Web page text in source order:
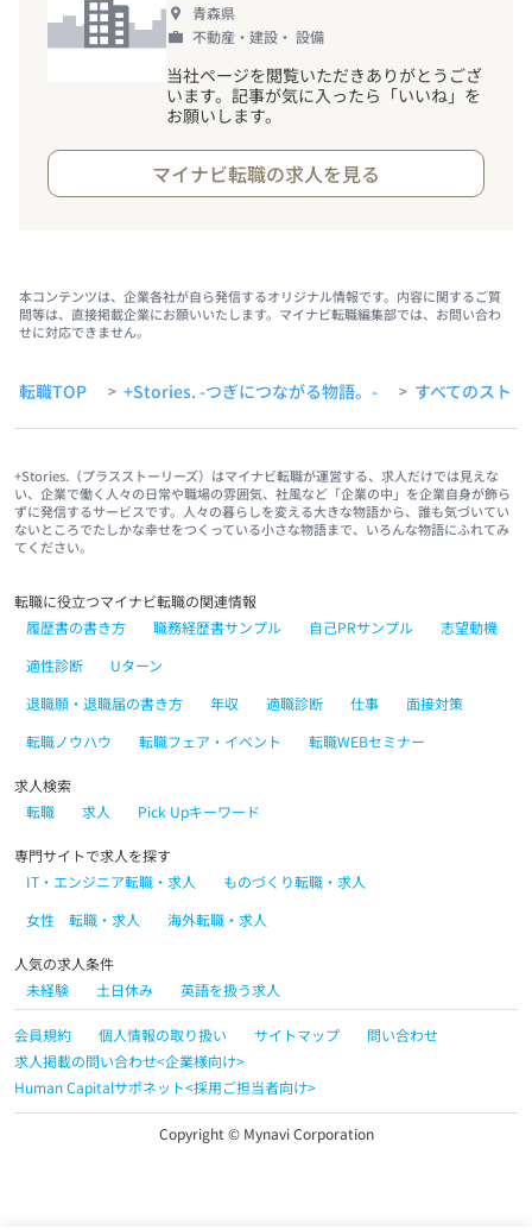
青森県
不動産・建設・ 設備
当社ページを閲覧いただきありがとうござ
います。記事が気に入ったら「いいね」を
お願いします。
マイナビ転職の求人を見る
本コンテンツは、企業各社が自ら発信するオリジナル情報です。内容に関するご質
問等は、直接掲載企業にお願いいたします。マイナビ転職編集部では、お問い合わ
せに対応できません。
転職TOP > +Stories. -つぎにつながる物語。- > すべてのスト
+Stories.（プラスストーリーズ）はマイナビ転職が運営する、求人だけでは見えな
い、企業で働く人々の日常や職場の雰囲気、社風など「企業の中」を企業自身が飾ら
ずに発信するサービスです。人々の暮らしを変える大きな物語から、誰も気づいてい
ないところでたしかな幸せをつくっている小さな物語まで、いろんな物語にふれてみ
てください。
転職に役立つマイナビ転職の関連情報
履歴書の書き方
職務経歴書サンプル 自己PRサンプル
志望動機
適性診断
Uターン
退職願・退職届の書き方
年収 適職診断 仕事
面接対策
転職ノウハウ
転職フェア・イベント 転職WEBセミナー
求人検索
転職
求人 Pick Upキーワード
専門サイトで求人を探す
IT・エンジニア転職・求人
ものづくり転職・求人
女性 転職・求人
海外転職・求人
人気の求人条件
未経験
土日休み 英語を扱う求人
会員規約 個人情報の取り扱い サイトマップ
問い合わせ
求人掲載の問い合わせ<企業様向け>
Human Capitalサポネット<採用ご担当者向け>
Copyright © Mynavi Corporation